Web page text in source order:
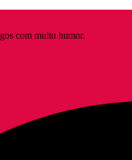
com muito humor.